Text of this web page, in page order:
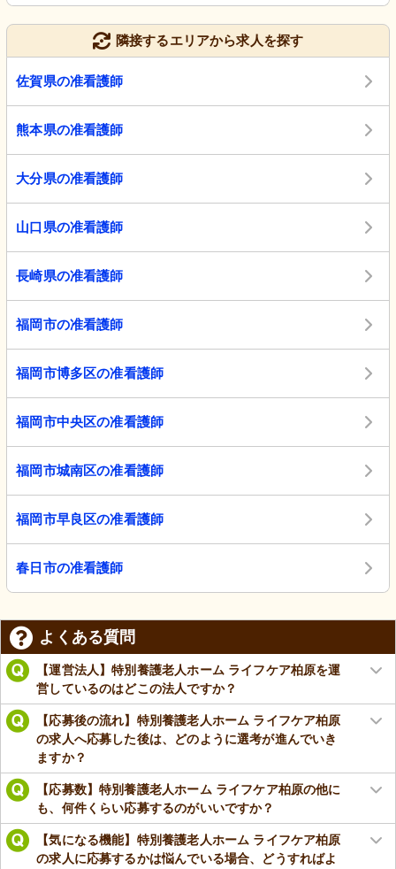
隣接するエリアから求人を探す
佐賀県の准看護師
熊本県の准看護師
大分県の准看護師
山口県の准看護師
長崎県の准看護師
福岡市の准看護師
福岡市博多区の准看護師
福岡市中央区の准看護師
福岡市城南区の准看護師
福岡市早良区の准看護師
春日市の准看護師
よくある質問
【運営法人】特別養護老人ホーム ライフケア柏原を運
営しているのはどこの法人ですか？
【応募後の流れ】特別養護老人ホーム ライフケア柏原
の求人へ応募した後は、どのように選考が進んでいき
ますか？
【応募数】特別養護老人ホーム ライフケア柏原の他に
も、何件くらい応募するのがいいですか？
【気になる機能】特別養護老人ホーム ライフケア柏原
の求人に応募するかは悩んでいる場合、どうすればよ